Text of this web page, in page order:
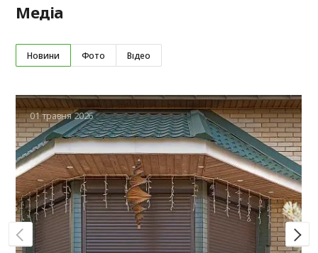
Медіа
Новини Фото Відео
01 травня 2026